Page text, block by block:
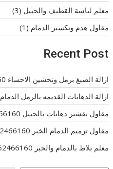
معلم لياسة القطيف والجبيل (3)
مقاول هدم وتكسير الدمام (1)
Recent Post
ازالة الصبغ برمل وتخشين الاحساء 0562466160
ازالة الدهانات القديمه بالرمل الدمام 0562466160
مقاول تقشير دهانات بالجبيل 0562466160
مقاول ترميم الدمام الخبر 0562466160
معلم بلاط بالدمام والخبر 0562466160